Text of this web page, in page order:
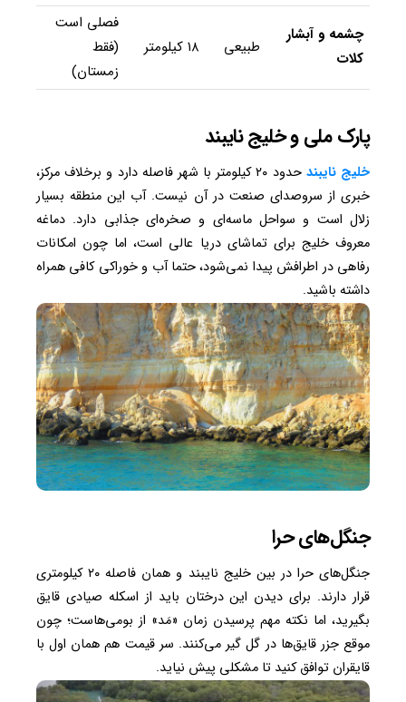
چشمه و آبشار
کلات
طبیعی ۱۸ کیلومتر
فصلی است
(فقط
زمستان)
پارک ملی و خلیج نایبند
خلیج نایبند
حدود ۲۰ کیلومتر با شهر فاصله دارد و برخلاف مرکز،
خبری از سروصدای صنعت در آن نیست. آب این منطقه بسیار
زلال است و سواحل ماسه‌ای و صخره‌ای جذابی دارد. دماغه‌
معروف خلیج برای تماشای دریا عالی است، اما چون امکانات
رفاهی در اطرافش پیدا نمی‌شود، حتما آب و خوراکی کافی همراه
داشته باشید.
جنگل‌های حرا
جنگل‌های حرا در بین خلیج نایبند و همان فاصله ۲۰ کیلومتری
قرار دارند. برای دیدن این درختان باید از اسکله صیادی قایق
بگیرید، اما نکته مهم پرسیدن زمان «مَد» از بومی‌هاست؛ چون
موقع جزر قایق‌ها در گل گیر می‌کنند. سر قیمت هم همان اول با
قایقران توافق کنید تا مشکلی پیش نیاید.